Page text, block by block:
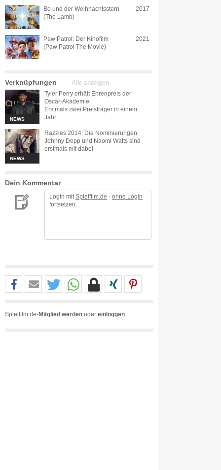
Bo und der Weihnachtsstern
(The Lamb)
2017
Paw Patrol: Der Kinofilm
(Paw Patrol The Movie)
2021
Verknüpfungen Alle anzeigen
NEWS
Tyler Perry erhält Ehrenpreis der
Oscar-Akademie
Erstmals zwei Preisträger in einem
Jahr
NEWS
Razzies 2014: Die Nominierungen
Johnny Depp und Naomi Watts sind
erstmals mit dabei
Dein Kommentar
Login mit Spielfilm.de - ohne Login
fortsetzen.
Spielfilm.de-Mitglied werden oder einloggen